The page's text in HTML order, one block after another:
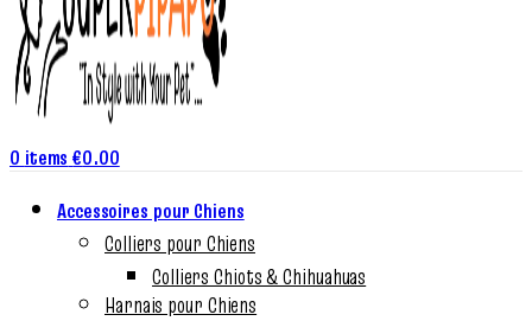
0 items €0.00
Accessoires pour Chiens
Colliers pour Chiens
Colliers Chiots & Chihuahuas
Harnais pour Chiens